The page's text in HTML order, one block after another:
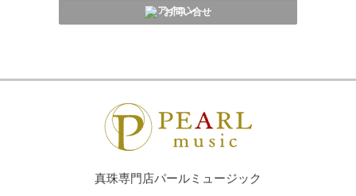
お問い合せ
真珠専門店パールミュージック